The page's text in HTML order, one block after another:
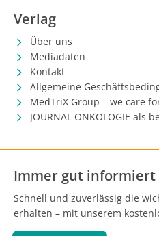
Verlag
Über uns
Mediadaten
Kontakt
Allgemeine
MedTriX Group – we care
JOURNAL ONKOLOGIE als
Immer gut informiert
Schnell und zuverlässig die
erhalten – mit unserem